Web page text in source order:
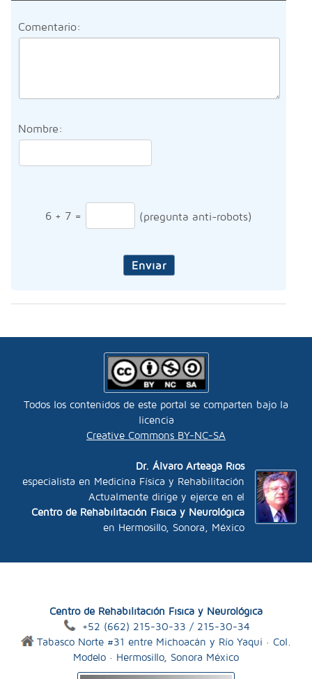
Comentario:
Nombre:
6 + 7 = (pregunta anti-robots)
Enviar
Todos los contenidos de este portal se comparten bajo la
licencia
Creative Commons BY-NC-SA
Dr. Álvaro Arteaga Ríos
especialista en Medicina Física y Rehabilitación
Actualmente dirige y ejerce en el
Centro de Rehabilitación Física y Neurológica
en Hermosillo, Sonora, México
Centro de Rehabilitación Física y Neurológica
+52 (662) 215-30-33 / 215-30-34
Tabasco Norte #31 entre Michoacán y Río Yaqui · Col.
Modelo · Hermosillo, Sonora México